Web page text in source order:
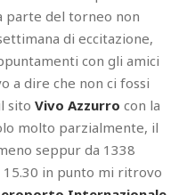
parte del torneo non
di eccitazione,
con gli amici
a dire che non ci fossi
sito Vivo Azzurro con la
molto parzialmente, il
seppur da 1338
15.30 in punto mi ritrovo